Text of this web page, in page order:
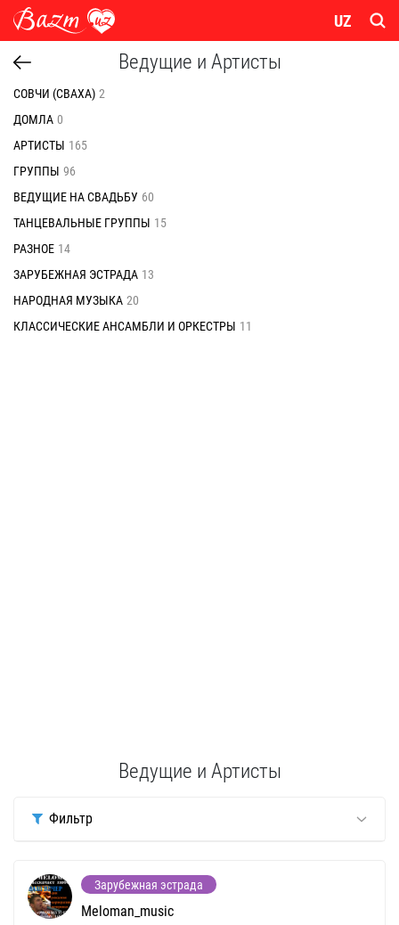
UZ
Ведущие и Артисты
СОВЧИ (СВАХА) 2
ДОМЛА 0
АРТИСТЫ 165
ГРУППЫ 96
ВЕДУЩИЕ НА СВАДЬБУ 60
ТАНЦЕВАЛЬНЫЕ ГРУППЫ 15
РАЗНОЕ 14
ЗАРУБЕЖНАЯ ЭСТРАДА 13
НАРОДНАЯ МУЗЫКА 20
КЛАССИЧЕСКИЕ АНСАМБЛИ И ОРКЕСТРЫ 11
Ведущие и Артисты
Фильтр
Зарубежная эстрада
Meloman_music